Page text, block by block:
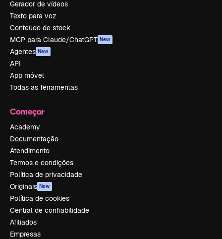
Gerador de vídeos
Texto para voz
Conteúdo de stock
MCP para Claude/ChatGPT New
Agentes New
API
App móvel
Todas as ferramentas
Começar
Academy
Documentação
Atendimento
Termos e condições
Política de privacidade
Originais New
Política de cookies
Central de confiabilidade
Afiliados
Empresas